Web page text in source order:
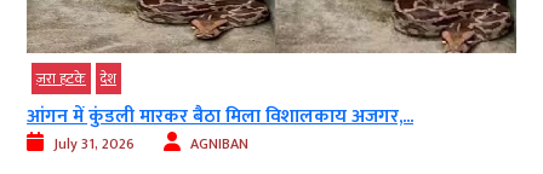
ज़रा हटके देश
आंगन में कुंडली मारकर बैठा मिला विशालकाय अजगर,...
July 31, 2026 AGNIBAN